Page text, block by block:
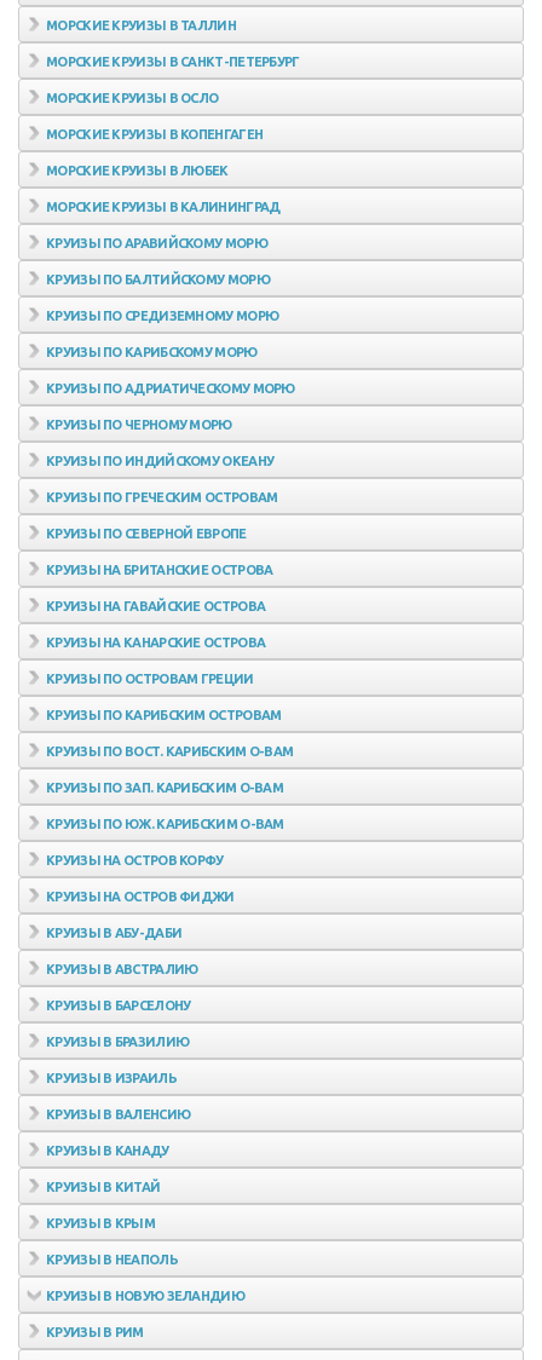
МОРСКИЕ КРУИЗЫ В ТАЛЛИН
МОРСКИЕ КРУИЗЫ В САНКТ-ПЕТЕРБУРГ
МОРСКИЕ КРУИЗЫ В ОСЛО
МОРСКИЕ КРУИЗЫ В КОПЕНГАГЕН
МОРСКИЕ КРУИЗЫ В ЛЮБЕК
МОРСКИЕ КРУИЗЫ В КАЛИНИНГРАД
КРУИЗЫ ПО АРАВИЙСКОМУ МОРЮ
КРУИЗЫ ПО БАЛТИЙСКОМУ МОРЮ
КРУИЗЫ ПО СРЕДИЗЕМНОМУ МОРЮ
КРУИЗЫ ПО КАРИБСКОМУ МОРЮ
КРУИЗЫ ПО АДРИАТИЧЕСКОМУ МОРЮ
КРУИЗЫ ПО ЧЕРНОМУ МОРЮ
КРУИЗЫ ПО ИНДИЙСКОМУ ОКЕАНУ
КРУИЗЫ ПО ГРЕЧЕСКИМ ОСТРОВАМ
КРУИЗЫ ПО СЕВЕРНОЙ ЕВРОПЕ
КРУИЗЫ НА БРИТАНСКИЕ ОСТРОВА
КРУИЗЫ НА ГАВАЙСКИЕ ОСТРОВА
КРУИЗЫ НА КАНАРСКИЕ ОСТРОВА
КРУИЗЫ ПО ОСТРОВАМ ГРЕЦИИ
КРУИЗЫ ПО КАРИБСКИМ ОСТРОВАМ
КРУИЗЫ ПО ВОСТ. КАРИБСКИМ О-ВАМ
КРУИЗЫ ПО ЗАП. КАРИБСКИМ О-ВАМ
КРУИЗЫ ПО ЮЖ. КАРИБСКИМ О-ВАМ
КРУИЗЫ НА ОСТРОВ КОРФУ
КРУИЗЫ НА ОСТРОВ ФИДЖИ
КРУИЗЫ В АБУ-ДАБИ
КРУИЗЫ В АВСТРАЛИЮ
КРУИЗЫ В БАРСЕЛОНУ
КРУИЗЫ В БРАЗИЛИЮ
КРУИЗЫ В ИЗРАИЛЬ
КРУИЗЫ В ВАЛЕНСИЮ
КРУИЗЫ В КАНАДУ
КРУИЗЫ В КИТАЙ
КРУИЗЫ В КРЫМ
КРУИЗЫ В НЕАПОЛЬ
КРУИЗЫ В НОВУЮ ЗЕЛАНДИЮ
КРУИЗЫ В РИМ